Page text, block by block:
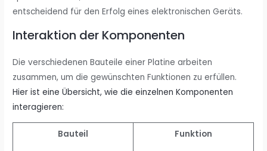
entscheidend für den Erfolg eines elektronischen Geräts.
Interaktion der Komponenten
Die verschiedenen Bauteile einer Platine arbeiten
zusammen, um die gewünschten Funktionen zu erfüllen.
Hier ist eine Übersicht, wie die einzelnen Komponenten
interagieren:
Bauteil Funktion